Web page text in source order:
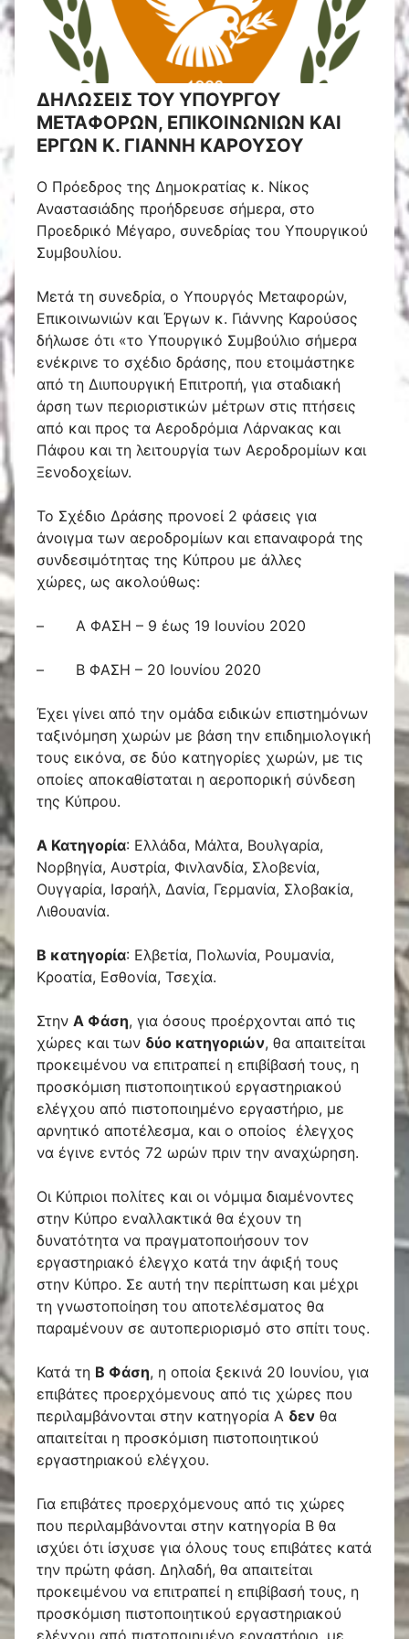
ΔΗΛΩΣΕΙΣ ΤΟΥ ΥΠΟΥΡΓΟΥ
ΜΕΤΑΦΟΡΩΝ, ΕΠΙΚΟΙΝΩΝΙΩΝ ΚΑΙ
ΕΡΓΩΝ Κ. ΓΙΑΝΝΗ ΚΑΡΟΥΣΟΥ
Ο Πρόεδρος της Δημοκρατίας κ. Νίκος
Αναστασιάδης προήδρευσε σήμερα, στο
Προεδρικό Μέγαρο, συνεδρίας του Υπουργικού
Συμβουλίου.
Μετά τη συνεδρία, ο Υπουργός Μεταφορών,
Επικοινωνιών και Έργων κ. Γιάννης Καρούσος
δήλωσε ότι «το Υπουργικό Συμβούλιο σήμερα
ενέκρινε το σχέδιο δράσης, που ετοιμάστηκε
από τη Διυπουργική Επιτροπή, για σταδιακή
άρση των περιοριστικών μέτρων στις πτήσεις
από και προς τα Αεροδρόμια Λάρνακας και
Πάφου και τη λειτουργία των Αεροδρομίων και
Ξενοδοχείων.
To Σχέδιο Δράσης προνοεί 2 φάσεις για
άνοιγμα των αεροδρομίων και επαναφορά της
συνδεσιμότητας της Κύπρου με άλλες
χώρες, ως ακολούθως:
– Α ΦΑΣΗ – 9 έως 19 Ιουνίου 2020
– Β ΦΑΣΗ – 20 Ιουνίου 2020
Έχει γίνει από την ομάδα ειδικών επιστημόνων
ταξινόμηση χωρών με βάση την επιδημιολογική
τους εικόνα, σε δύο κατηγορίες χωρών, με τις
οποίες αποκαθίσταται η αεροπορική σύνδεση
της Κύπρου.
Α Κατηγορία: Ελλάδα, Μάλτα, Βουλγαρία,
Νορβηγία, Αυστρία, Φινλανδία, Σλοβενία,
Ουγγαρία, Ισραήλ, Δανία, Γερμανία, Σλοβακία,
Λιθουανία.
Β κατηγορία: Ελβετία, Πολωνία, Ρουμανία,
Κροατία, Εσθονία, Τσεχία.
Στην Α Φάση, για όσους προέρχονται από τις
χώρες και των δύο κατηγοριών, θα απαιτείται
προκειμένου να επιτραπεί η επιβίβασή τους, η
προσκόμιση πιστοποιητικού εργαστηριακού
ελέγχου από πιστοποιημένο εργαστήριο, με
αρνητικό αποτέλεσμα, και ο οποίος έλεγχος
να έγινε εντός 72 ωρών πριν την αναχώρηση.
Οι Κύπριοι πολίτες και οι νόμιμα διαμένοντες
στην Κύπρο εναλλακτικά θα έχουν τη
δυνατότητα να πραγματοποιήσουν τον
εργαστηριακό έλεγχο κατά την άφιξή τους
στην Κύπρο. Σε αυτή την περίπτωση και μέχρι
τη γνωστοποίηση του αποτελέσματος θα
παραμένουν σε αυτοπεριορισμό στο σπίτι τους.
Κατά τη Β Φάση, η οποία ξεκινά 20 Ιουνίου, για
επιβάτες προερχόμενους από τις χώρες που
περιλαμβάνονται στην κατηγορία Α δεν θα
απαιτείται η προσκόμιση πιστοποιητικού
εργαστηριακού ελέγχου.
Για επιβάτες προερχόμενους από τις χώρες
που περιλαμβάνονται στην κατηγορία Β θα
ισχύει ότι ίσχυσε για όλους τους επιβάτες κατά
την πρώτη φάση. Δηλαδή, θα απαιτείται
προκειμένου να επιτραπεί η επιβίβασή τους, η
προσκόμιση πιστοποιητικού εργαστηριακού
ελέγχου από πιστοποιημένο εργαστήριο, με